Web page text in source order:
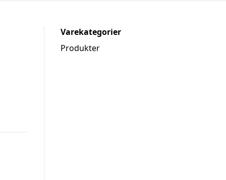
Varekategorier
Produkter